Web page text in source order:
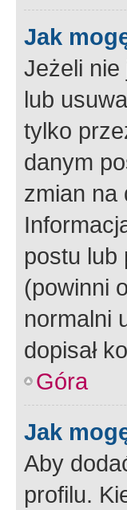
Jak
Jeżeli
lub
tylko
danym
zmian na
postu lub
(powinni
normalni
dopisał
Góra
Jak
Aby
profilu.